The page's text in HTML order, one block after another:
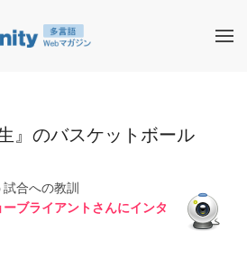
』のバスケットボール
合への教訓
ブライアントさんにインタ